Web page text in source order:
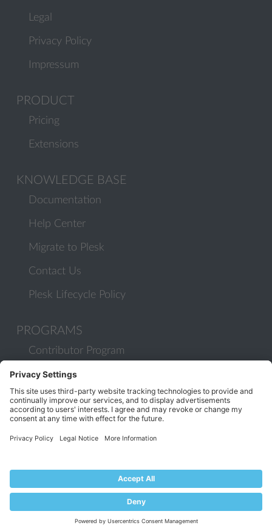
Legal
Privacy Policy
Impressum
PRODUCT
Pricing
Extensions
KNOWLEDGE BASE
Documentation
Help Center
Migrate to Plesk
Contact Us
Plesk Lifecycle Policy
PROGRAMS
Contributor Program
Partner Program
COMMUNITY
the Plesk logo are trademarks of WebPros International GmbH.